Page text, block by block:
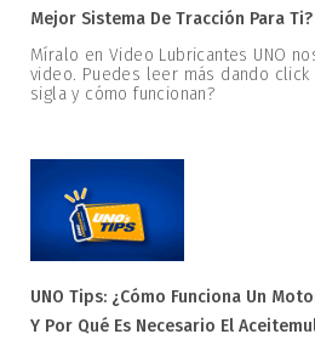
Mejor Sistema De Tracción Para Ti?
Míralo en Video Lubricantes UNO
video. Puedes leer más dando
sigla y cómo funcionan?
UNO Tips: ¿Cómo Funciona Un
Y Por Qué Es Necesario El